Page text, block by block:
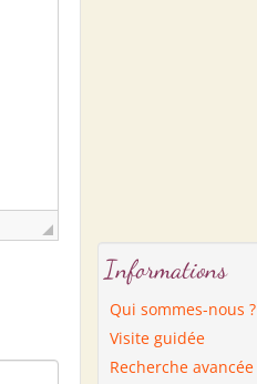
Informations
Qui sommes-nous ?
Visite guidée
Recherche avancée